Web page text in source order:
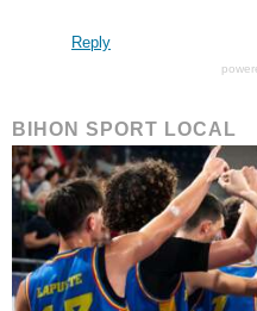
Reply
BIHON SPORT LOCAL